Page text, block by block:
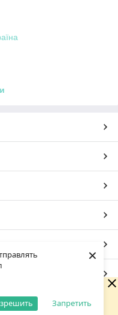
Запретить
×
Замовлення та
з 09:00 найближчого